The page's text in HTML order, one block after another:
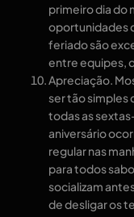
primeiro dia do
oportunidades
feriado são
entre equipes,
Apreciação.
ser tão simples
todas as
aniversário
regular nas
para todos
socializam
de desligar os